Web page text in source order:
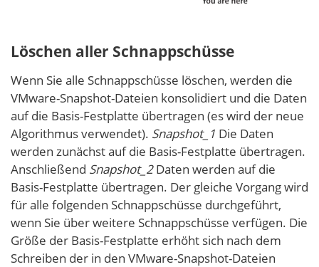
Löschen aller Schnappschüsse
Wenn Sie alle Schnappschüsse löschen, werden die
VMware-Snapshot-Dateien konsolidiert und die Daten
auf die Basis-Festplatte übertragen (es wird der neue
Algorithmus verwendet). Snapshot_1 Die Daten
werden zunächst auf die Basis-Festplatte übertragen.
Anschließend Snapshot_2Daten werden auf die
Basis-Festplatte übertragen. Der gleiche Vorgang wird
für alle folgenden Schnappschüsse durchgeführt,
wenn Sie über weitere Schnappschüsse verfügen. Die
Größe der Basis-Festplatte erhöht sich nach dem
Schreiben der in den VMware-Snapshot-Dateien